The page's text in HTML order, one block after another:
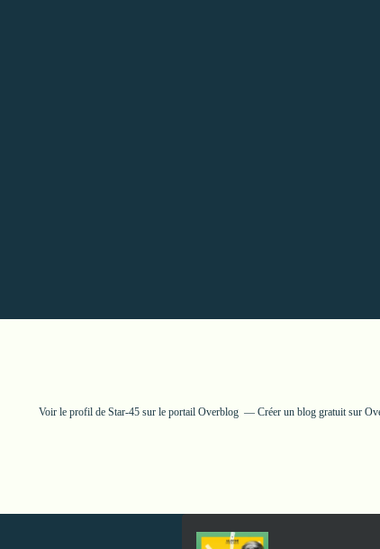
Voir le profil de Star-45 sur le portail Overblog Créer un blog gratuit sur